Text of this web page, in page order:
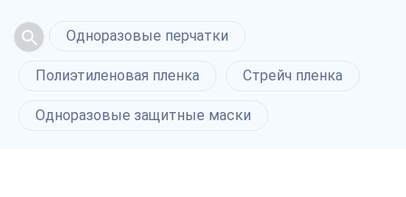
Одноразовые перчатки
Полиэтиленовая пленка Стрейч пленка
Одноразовые защитные маски